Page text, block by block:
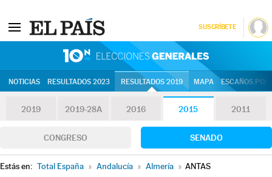
SUSCRÍBETE
NOTICIAS RESULTADOS 2023 RESULTADOS 2019 MAPA ESCAÑOS
2019 2019-28A 2016 2015 2011
CONGRESO SENADO
Estás en: Total España » Andalucía » Almería » ANTAS